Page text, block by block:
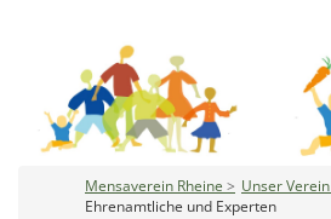
Mensaverein Rheine
Unser Verein
Ehrenamtliche und Experten